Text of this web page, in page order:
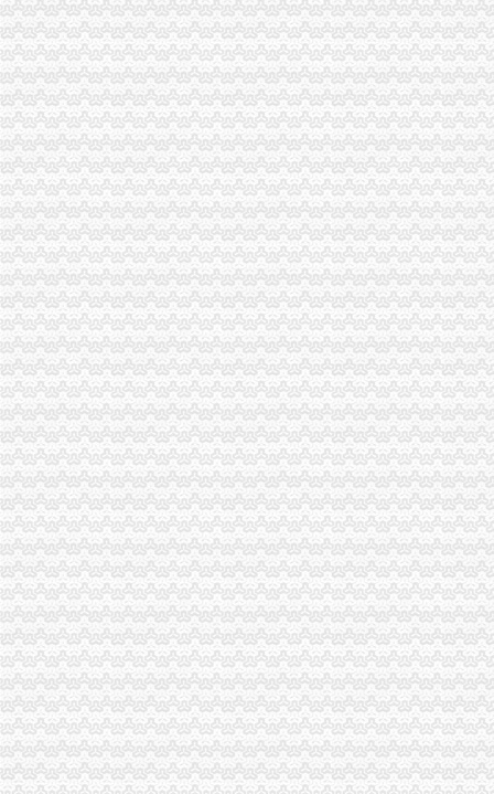
印_谢家湾街道：社区居民送锦旗为民解忧办实事_全搜九龙坡网
【谢家湾办公耗材】-今题谢家湾办公耗材网
关于进城务工人员子女小学入学问题_重庆市公开信箱
重庆建设摩托车股份有限公司重大资产购买暨关联交易报告书_财经频
重庆谢家湾苹果6S分期付款有什么要求怎么办理-重庆社区
联发科技：法律意见书_联发科技（）_公告正文
谢家湾办健康证的地方,在线等急求！_搜问问
[稽东镇]稽东镇谢家湾至横路头公路路面维修工程招标公告-中国采招网
重庆九龙坡区谢家湾长城宽带办理安装续费_重庆长城宽带办理
重庆新办注册公司咨询等价比高的一条龙服务重庆工商年检今题网
第三届学术年会暨谢家湾小学办学观摩研讨活动11月举办_中国网
金科VISAR国际,黄杨路1号-重庆金科VISAR国际二手房、租房-重庆安
重庆市联发塑料科技股份有限公司法律意见书_联发科技（）_
华润中心华润广场写字楼出租,谢家湾-写字楼-精装修带办公家具-_重
我是朵力业主,有房产证但孩子户口在别处,想问孩子上朵力谢家湾户
金科VISAR国际,黄杨路1号-重庆金科VISAR国际二手房、租房-重庆安
【九龙坡谢家湾长城宽带快速上门办理】价格_厂家_图片-Hc360慧聪网
九龙坡家具维修中心谢家湾办公家具安装维修中心_志趣网